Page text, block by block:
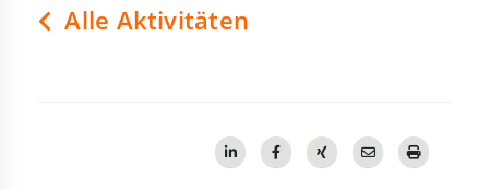
Alle Aktivitäten